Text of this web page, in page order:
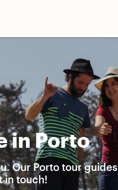
in Porto
Our Porto tour guides
in touch!